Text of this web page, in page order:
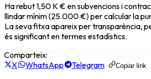
Ha rebut1,50 K € en subvencions i
llindar mínim (25.000 €) per calcular la
La seva fitxa apareix per transparència,
és significant en termes estadístics.
Comparteix:
X
WhatsApp Telegram Copiar link